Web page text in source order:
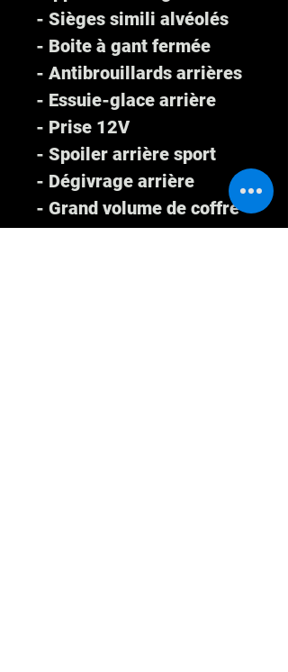
- Sièges simili alvéolés
- Boite à gant fermée
- Antibrouillards arrières
- Essuie-glace arrière
- Prise 12V
- Spoiler arrière sport
- Dégivrage arrière
- Grand volume de coffre
de 700L